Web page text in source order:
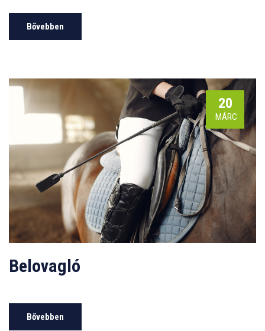
Bővebben
20
MÁRC
Belovagló
Bővebben